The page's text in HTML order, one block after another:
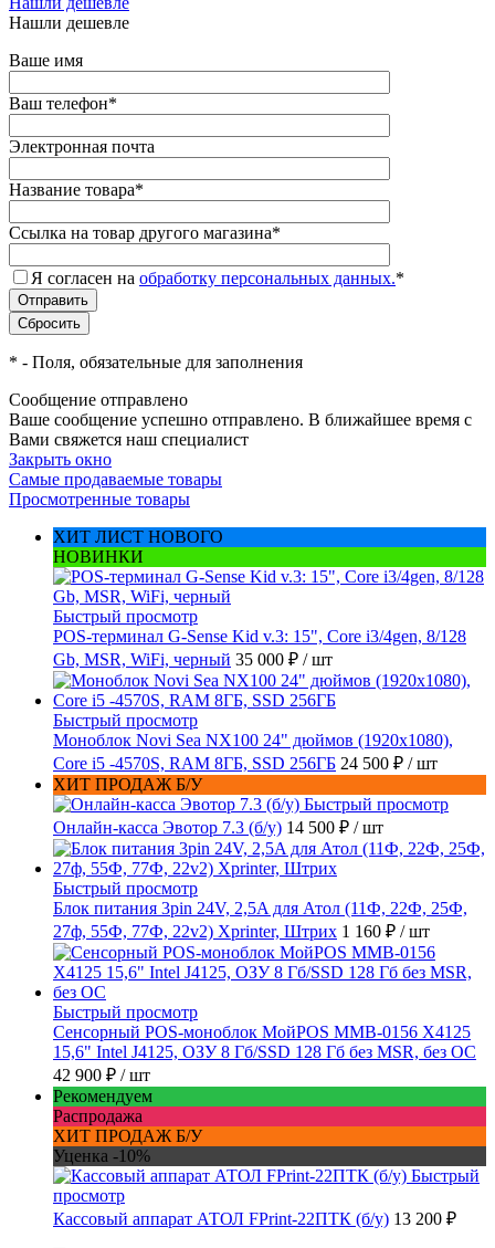
Нашли дешевле
Ваше имя
Ваш телефон*
Электронная почта
Название товара*
Ссылка на товар другого магазина*
Я согласен на обработку персональных данных.*
* - Поля, обязательные для заполнения
Сообщение отправлено
Ваше сообщение успешно отправлено. В ближайшее время с
Вами свяжется наш специалист
Закрыть окно
Самые продаваемые товары
Просмотренные товары
ХИТ ЛИСТ НОВОГО
НОВИНКИ
Быстрый просмотр
POS-терминал G-Sense Kid v.3: 15", Core i3/4gen, 8/128
Gb, MSR, WiFi, черный 35 000 ₽ / шт
Быстрый просмотр
Моноблок Novi Sea NX100 24" дюймов (1920x1080),
Core i5 -4570S, RAM 8ГБ, SSD 256ГБ 24 500 ₽ / шт
ХИТ ПРОДАЖ Б/У
Быстрый просмотр
Онлайн-касса Эвотор 7.3 (б/у) 14 500 ₽ / шт
Быстрый просмотр
Блок питания 3pin 24V, 2,5A для Атол (11Ф, 22Ф, 25Ф,
27ф, 55Ф, 77Ф, 22v2) Xprinter, Штрих 1 160 ₽ / шт
Быстрый просмотр
Сенсорный POS-моноблок МойPOS MMB-0156 X4125
15,6" Intel J4125, ОЗУ 8 Гб/SSD 128 Гб без MSR, без ОС
42 900 ₽ / шт
Рекомендуем
Распродажа
ХИТ ПРОДАЖ Б/У
Уценка -10%
Быстрый
просмотр
Кассовый аппарат АТОЛ FPrint-22ПТК (б/у) 13 200 ₽